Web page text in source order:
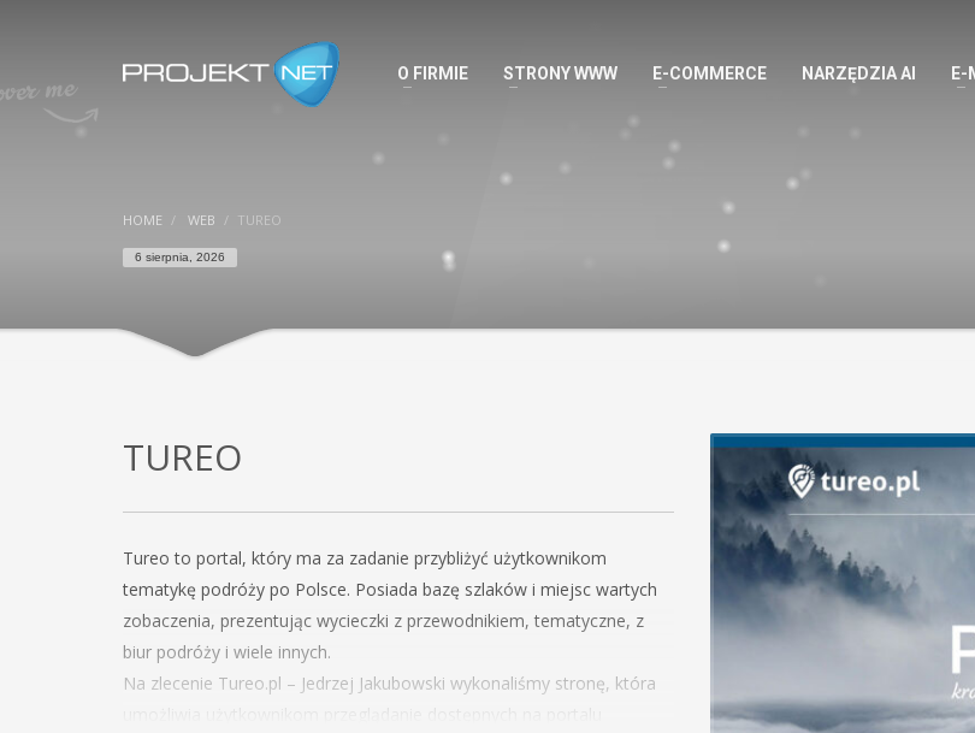
O FIRMIE STRONY WWW E-COMMERCE NARZĘDZIA AI E-
HOME WEB TUREO
6 sierpnia, 2026
TUREO
Tureo to portal, który ma za zadanie przybliżyć użytkownikom
tematykę podróży po Polsce. Posiada bazę szlaków i miejsc wartych
zobaczenia, prezentując wycieczki z przewodnikiem, tematyczne, z
biur podróży i wiele innych.
Na zlecenie Tureo.pl – Jedrzej Jakubowski wykonaliśmy stronę, która